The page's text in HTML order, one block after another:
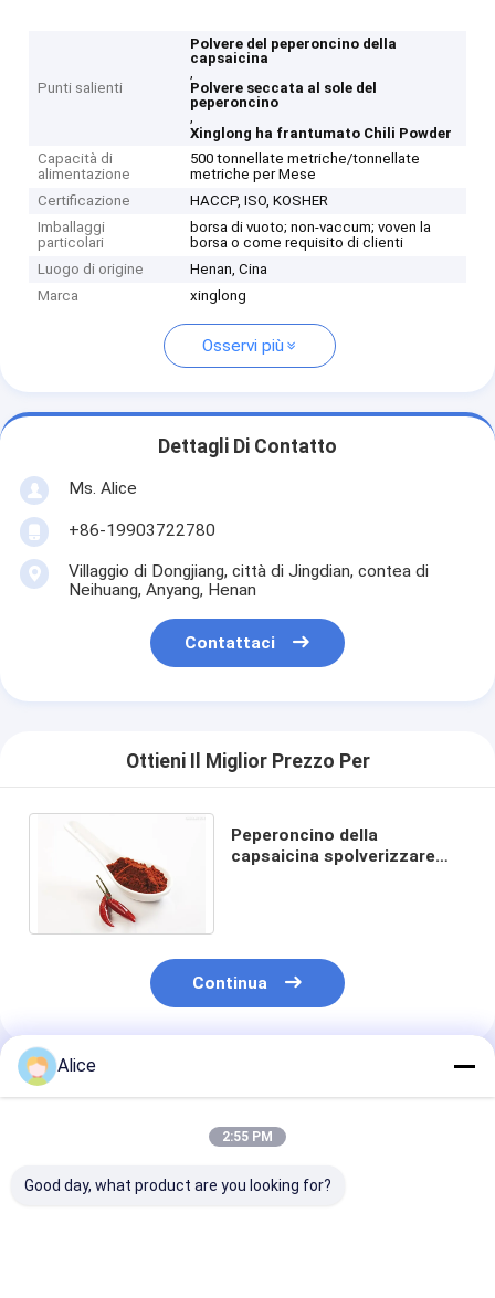
Punti salienti
Polvere del peperoncino della
capsaicina
,
Polvere seccata al sole del
peperoncino
,
Xinglong ha frantumato Chili Powder
Capacità di
alimentazione
500 tonnellate metriche/tonnellate
metriche per Mese
Certificazione
HACCP, ISO, KOSHER
Imballaggi
particolari
borsa di vuoto; non-vaccum; voven la
borsa o come requisito di clienti
Luogo di origine
Henan, Cina
Marca
xinglong
Osservi più
Dettagli Di Contatto
Ms. Alice
+86-19903722780
Villaggio di Dongjiang, città di Jingdian, contea di
Neihuang, Anyang, Henan
Contattaci
Ottieni Il Miglior Prezzo Per
Peperoncino della
capsaicina spolverizzare
Continua
Prodotti Raccomandati
Alice
2:55 PM
Good day, what product are you looking for?